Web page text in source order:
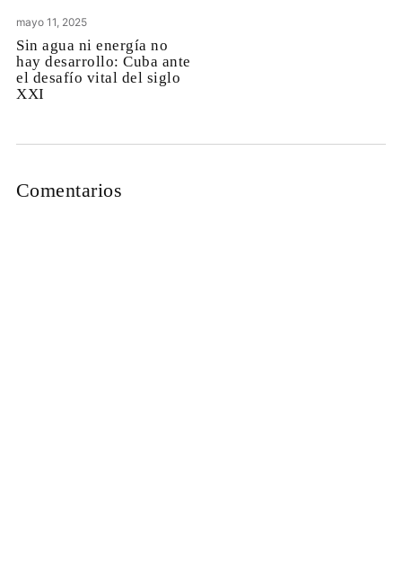
mayo 11, 2025
Sin agua ni energía no
hay desarrollo: Cuba ante
el desafío vital del siglo
XXI
Comentarios